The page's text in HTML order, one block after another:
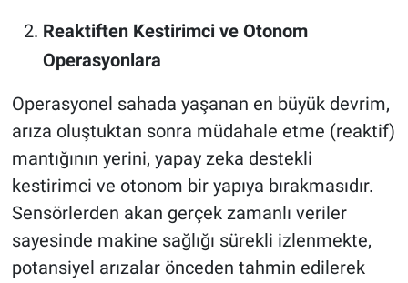
Reaktiften Kestirimci ve Otonom
Operasyonlara
Operasyonel sahada yaşanan en büyük devrim,
arıza oluştuktan sonra müdahale etme (reaktif)
mantığının yerini, yapay zeka destekli
kestirimci ve otonom bir yapıya bırakmasıdır.
Sensörlerden akan gerçek zamanlı veriler
sayesinde makine sağlığı sürekli izlenmekte,
potansiyel arızalar önceden tahmin edilerek